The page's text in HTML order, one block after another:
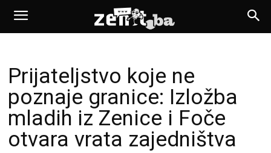
Prijateljstvo koje ne
poznaje granice: Izložba
mladih iz Zenice i Foče
otvara vrata zajedništva